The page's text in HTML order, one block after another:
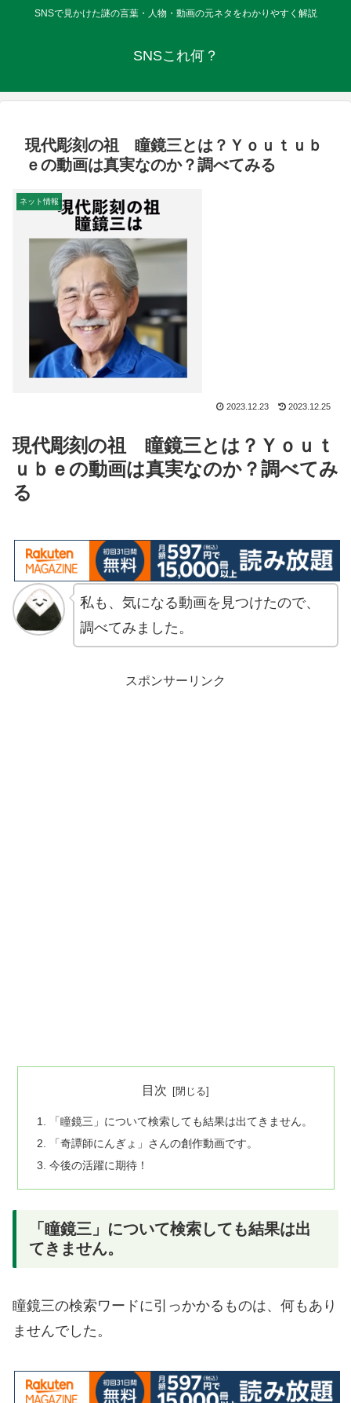
SNSで見かけた謎の言葉・人物・動画の元ネタをわかりやすく解説
SNSこれ何？
現代彫刻の祖 瞳鏡三とは？Ｙｏｕｔｕｂ
ｅの動画は真実なのか？調べてみる
ネット情報
2023.12.23 2023.12.25
現代彫刻の祖 瞳鏡三とは？Ｙｏｕｔ
ｕｂｅの動画は真実なのか？調べてみ
る
私も、気になる動画を見つけたので、
調べてみました。
スポンサーリンク
目次
「瞳鏡三」について検索しても結果は出てきません。
「奇譚師にんぎょ」さんの創作動画です。
今後の活躍に期待！
「瞳鏡三」について検索しても結果は出
てきません。
瞳鏡三の検索ワードに引っかかるものは、何もあり
ませんでした。